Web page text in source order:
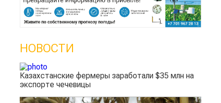
НОВОСТИ
Казахстанские фермеры заработали $35 млн на
экспорте чечевицы